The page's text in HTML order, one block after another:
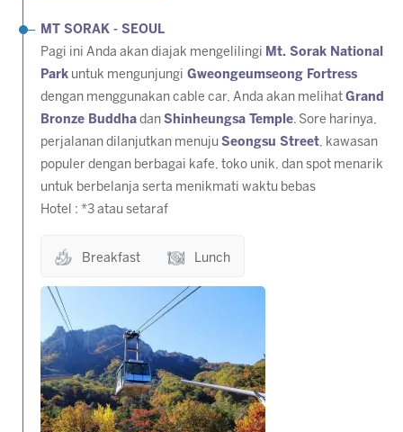
MT SORAK - SEOUL
Pagi ini Anda akan diajak mengelilingi Mt. Sorak National
Park untuk mengunjungi Gweongeumseong Fortress
dengan menggunakan cable car, Anda akan melihat Grand
Bronze Buddha dan Shinheungsa Temple. Sore harinya,
perjalanan dilanjutkan menuju Seongsu Street, kawasan
populer dengan berbagai kafe, toko unik, dan spot menarik
untuk berbelanja serta menikmati waktu bebas
Hotel : *3 atau setaraf
Breakfast Lunch